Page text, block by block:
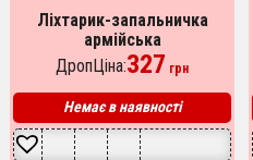
Ліхтарик-запальничка
армійська
MULTIFUNCTIONAL D51-COB,
Запальнички подарунки для
чоловіків. Колір: чорний
ДропЦіна:327 грн
Немає в наявності